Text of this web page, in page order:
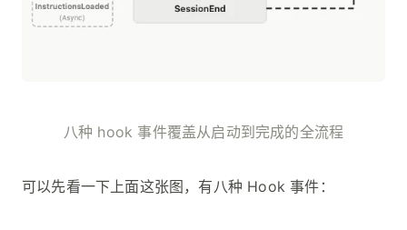
八种 hook 事件覆盖从启动到完成的全流程
可以先看一下上面这张图，有八种 Hook 事件：